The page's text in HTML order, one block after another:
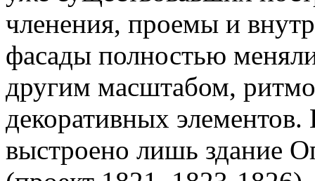
членения, проемы и
фасады полностью
другим масштабом,
декоративных
выстроено лишь здание